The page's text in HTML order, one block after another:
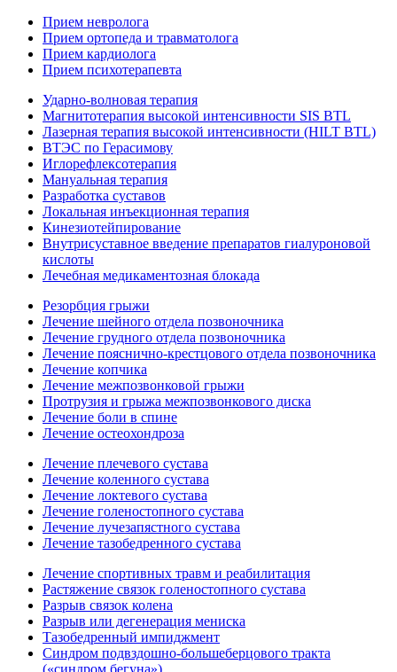
Прием невролога
Прием ортопеда и травматолога
Прием кардиолога
Прием психотерапевта
Ударно-волновая терапия
Магнитотерапия высокой интенсивности SIS BTL
Лазерная терапия высокой интенсивности (HILT BTL)
ВТЭС по Герасимову
Иглорефлексотерапия
Мануальная терапия
Разработка суставов
Локальная инъекционная терапия
Кинезиотейпирование
Внутрисуставное введение препаратов гиалуроновой
кислоты
Лечебная медикаментозная блокада
Резорбция грыжи
Лечение шейного отдела позвоночника
Лечение грудного отдела позвоночника
Лечение пояснично-крестцового отдела позвоночника
Лечение копчика
Лечение межпозвонковой грыжи
Протрузия и грыжа межпозвонкового диска
Лечение боли в спине
Лечение остеохондроза
Лечение плечевого сустава
Лечение коленного сустава
Лечение локтевого сустава
Лечение голеностопного сустава
Лечение лучезапястного сустава
Лечение тазобедренного сустава
Лечение спортивных травм и реабилитация
Растяжение связок голеностопного сустава
Разрыв связок колена
Разрыв или дегенерация мениска
Тазобедренный импиджмент
Синдром подвздошно-большеберцового тракта
(«синдром бегуна»)